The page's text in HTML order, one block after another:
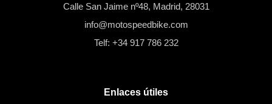
Calle San Jaime nº48, Madrid, 28031
info@motospeedbike.com
Telf: +34 917 786 232
Enlaces útiles